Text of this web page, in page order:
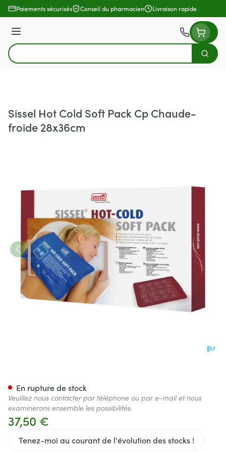
Aller au contenu
Paiements sécurisés Conseil du pharmacien Livraison rapide
Menu
Rechercher
Sissel Hot Cold Soft Pack Cp Chaude-
froide 28x36cm
37,50 €
Tenez-moi au courant de l'évolution des stocks !
En rupture de stock
Veuillez nous contacter par téléphone ou par e-mail et nous
examinerons ensemble les possibilités.